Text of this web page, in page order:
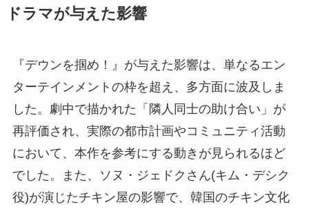
ドラマが与えた影響
『デウンを掴め！』が与えた影響は、単なるエン
ターテインメントの枠を超え、多方面に波及しま
した。劇中で描かれた「隣人同士の助け合い」が
再評価され、実際の都市計画やコミュニティ活動
において、本作を参考にする動きが見られるほど
でした。また、ソヌ・ジェドクさん(キム・デシク
役)が演じたチキン屋の影響で、韓国のチキン文化